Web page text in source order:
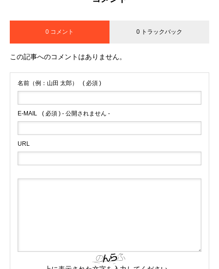
0 コメント 0 トラックバック
この記事へのコメントはありません。
名前（例：山田 太郎） ( 必須 )
E-MAIL ( 必須 ) - 公開されません -
URL